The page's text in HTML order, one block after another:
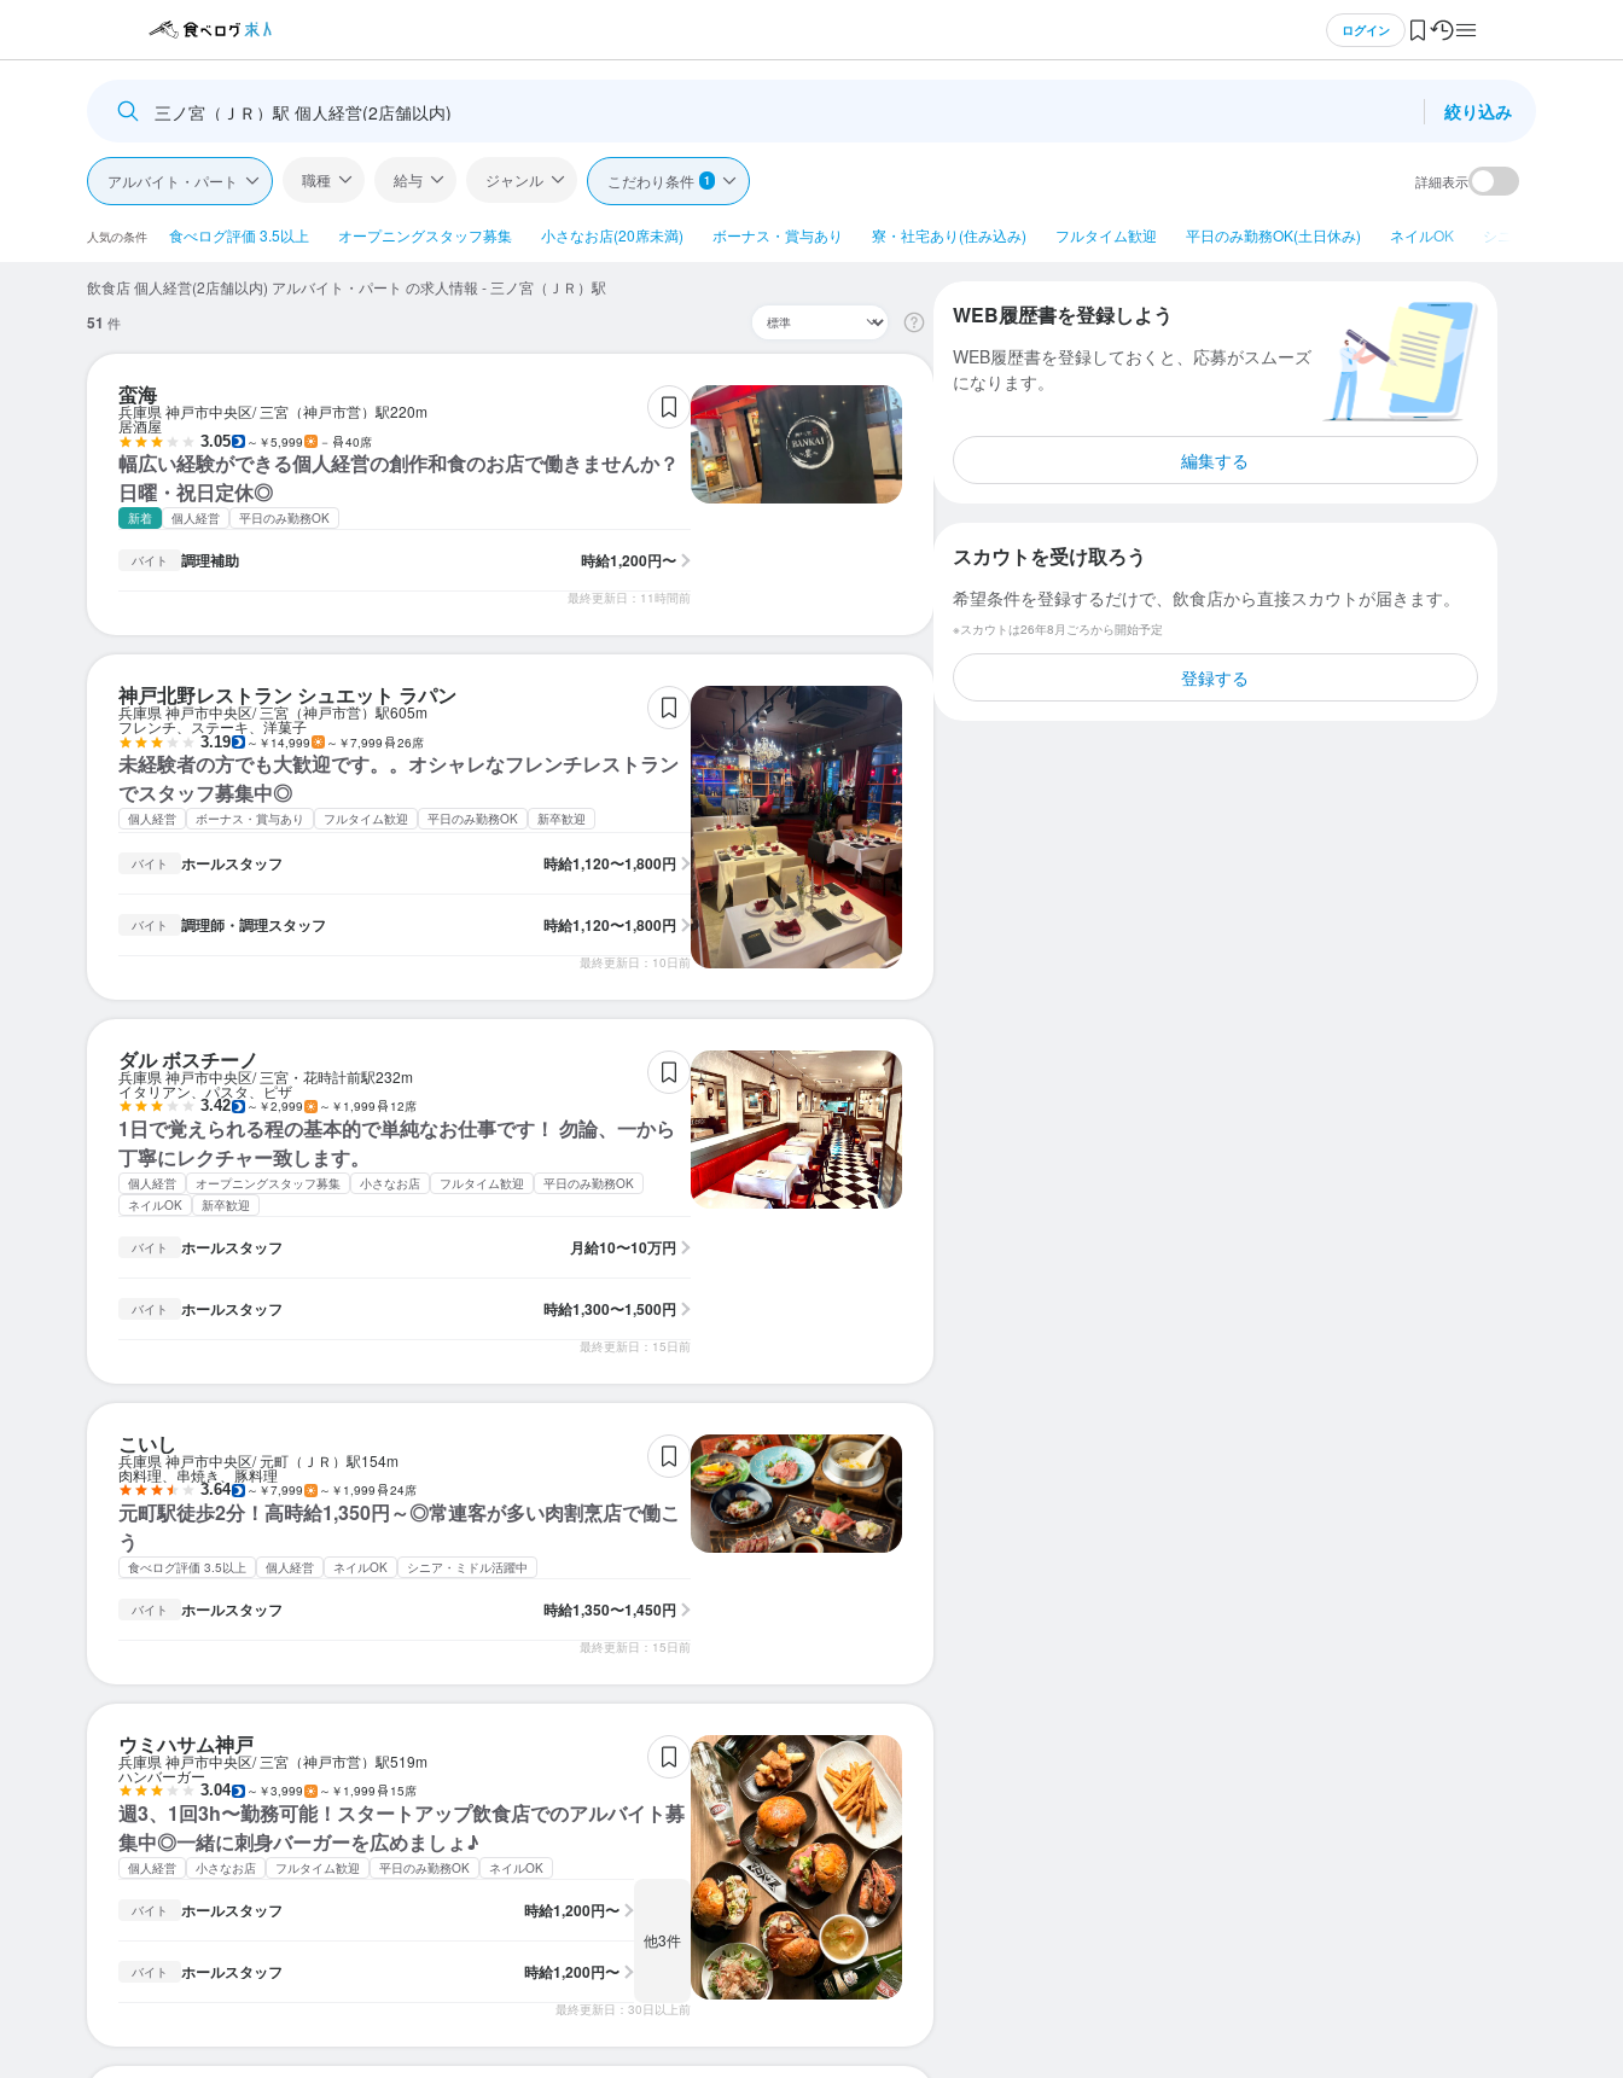
ログイン
三ノ宮（ＪＲ）駅 個人経営(2店舗以内) 絞り込み
アルバイト・パート 職種 給与 ジャンル こだわり条件 1 詳細表示
人気の条件 食べログ評価 3.5以上 オープニングスタッフ募集 小さなお店(20席未満) ボーナス・賞与あり 寮・社宅あり(住み込み) フルタイム歓迎 平日のみ勤務OK(土日休み) ネイルOK シニア・ミドル活躍
飲食店 個人経営(2店舗以内) アルバイト・パート の求人情報 - 三ノ宮（ＪＲ）駅
51 件
蛮海
兵庫県 神戸市中央区 三宮（神戸市営）駅220m
居酒屋
3.05 ～￥5,999 － 40席
幅広い経験ができる個人経営の創作和食のお店で働きませんか？
日曜・祝日定休◎
新着 個人経営 平日のみ勤務OK
バイト 調理補助 時給1,200円〜
最終更新日：11時間前
神戸北野レストラン シュエット ラパン
兵庫県 神戸市中央区 三宮（神戸市営）駅605m
フレンチ、ステーキ、洋菓子
3.19 ～￥14,999 ～￥7,999 26席
未経験者の方でも大歓迎です。。オシャレなフレンチレストラン
でスタッフ募集中◎
個人経営 ボーナス・賞与あり フルタイム歓迎 平日のみ勤務OK 新卒歓迎
バイト ホールスタッフ 時給1,120〜1,800円
バイト 調理師・調理スタッフ 時給1,120〜1,800円
最終更新日：10日前
ダル ボスチーノ
兵庫県 神戸市中央区 三宮・花時計前駅232m
イタリアン、パスタ、ピザ
3.42 ～￥2,999 ～￥1,999 12席
1日で覚えられる程の基本的で単純なお仕事です！ 勿論、一から
丁寧にレクチャー致します。
個人経営 オープニングスタッフ募集 小さなお店 フルタイム歓迎
平日のみ勤務OK
ネイルOK
新卒歓迎
バイト ホールスタッフ 月給10〜10万円
バイト ホールスタッフ 時給1,300〜1,500円
最終更新日：15日前
こいし
兵庫県 神戸市中央区 元町（ＪＲ）駅154m
肉料理、串焼き、豚料理
3.64 ～￥7,999 ～￥1,999 24席
元町駅徒歩2分！高時給1,350円～◎常連客が多い肉割烹店で働こ
う
食べログ評価 3.5以上 個人経営 ネイルOK シニア・ミドル活躍中
バイト ホールスタッフ 時給1,350〜1,450円
最終更新日：15日前
ウミハサム神戸
兵庫県 神戸市中央区 三宮（神戸市営）駅519m
ハンバーガー
3.04 ～￥3,999 ～￥1,999 15席
週3、1回3h〜勤務可能！スタートアップ飲食店でのアルバイト募
集中◎一緒に刺身バーガーを広めましょ♪
個人経営 小さなお店 フルタイム歓迎 平日のみ勤務OK ネイルOK
バイト ホールスタッフ 時給1,200円〜
バイト ホールスタッフ 時給1,200円〜
他3件
最終更新日：30日以上前
WEB履歴書を登録しよう
WEB履歴書を登録しておくと、応募がスムーズ
になります。
編集する
スカウトを受け取ろう
希望条件を登録するだけで、飲食店から直接スカウトが届きます。
※スカウトは26年8月ごろから開始予定
登録する